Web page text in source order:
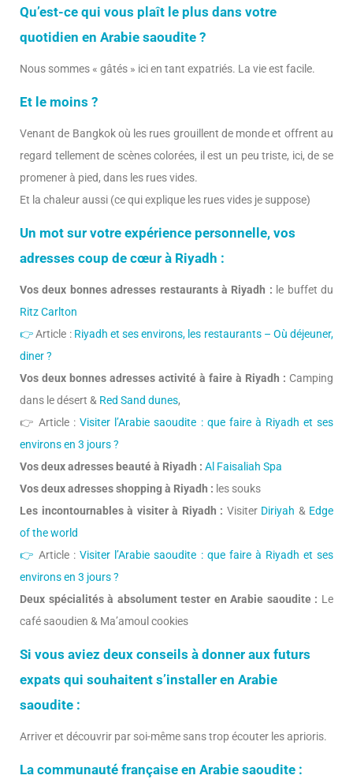
Qu’est-ce qui vous plaît le plus dans votre
quotidien en Arabie saoudite ?
Nous sommes « gâtés » ici en tant expatriés. La vie est facile.
Et le moins ?
Venant de Bangkok où les rues grouillent de monde et offrent au
regard tellement de scènes colorées, il est un peu triste, ici, de se
promener à pied, dans les rues vides.
Et la chaleur aussi (ce qui explique les rues vides je suppose)
Un mot sur votre expérience personnelle, vos
adresses coup de cœur à Riyadh :
Vos deux bonnes adresses restaurants à Riyadh : le buffet du
Ritz Carlton
👉Article : Riyadh et ses environs, les restaurants – Où déjeuner,
diner ?
Vos deux bonnes adresses activité à faire à Riyadh : Camping
dans le désert & Red Sand dunes,
👉 Article :Visiter l’Arabie saoudite : que faire à Riyadh et ses
environs en 3 jours ?
Vos deux adresses beauté à Riyadh : Al Faisaliah Spa
Vos deux adresses shopping à Riyadh : les souks
Les incontournables à visiter à Riyadh : Visiter Diriyah & Edge
of the world
👉Article : Visiter l’Arabie saoudite : que faire à Riyadh et ses
environs en 3 jours ?
Deux spécialités à absolument tester en Arabie saoudite : Le
café saoudien & Ma’amoul cookies
Si vous aviez deux conseils à donner aux futurs
expats qui souhaitent s’installer en Arabie
saoudite :
Arriver et découvrir par soi-même sans trop écouter les aprioris.
La communauté française en Arabie saoudite :